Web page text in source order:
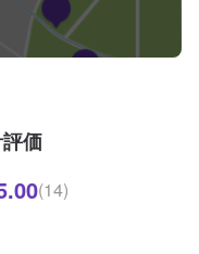
価
(14)